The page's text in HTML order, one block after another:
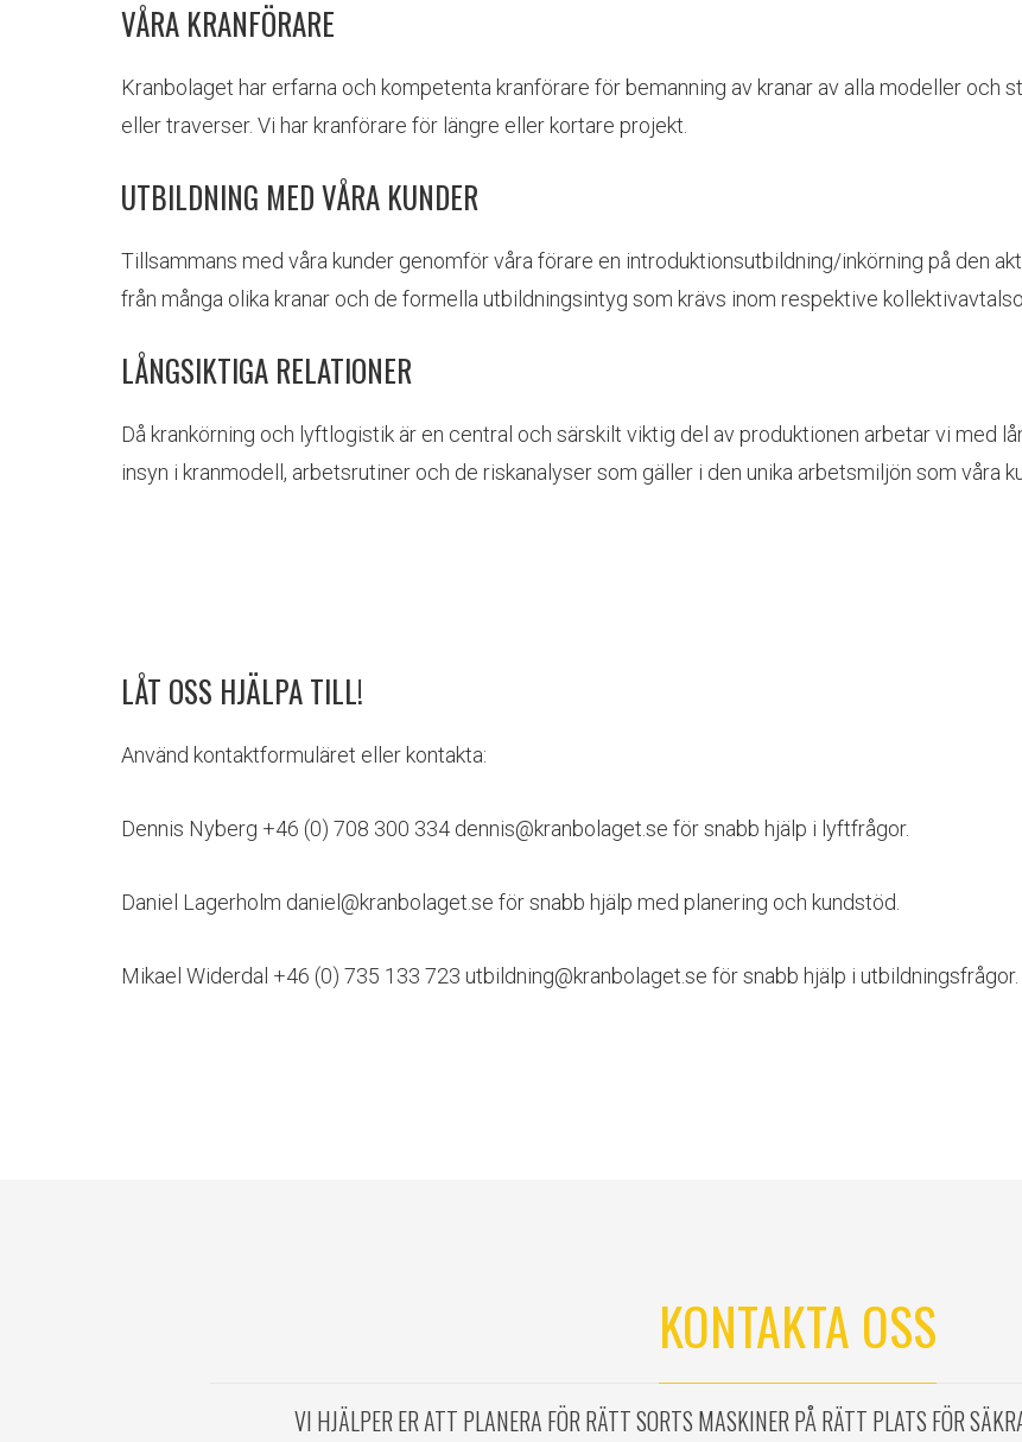
VÅRA KRANFÖRARE
Kranbolaget har erfarna och kompetenta kranförare för bemanning av kranar av alla modeller och
eller traverser. Vi har kranförare för längre eller kortare projekt.
UTBILDNING MED VÅRA KUNDER
Tillsammans med våra kunder genomför våra förare en introduktionsutbildning/inkörning på den
från många olika kranar och de formella utbildningsintyg som krävs inom respektive
LÅNGSIKTIGA RELATIONER
Då krankörning och lyftlogistik är en central och särskilt viktig del av produktionen arbetar vi med
insyn i kranmodell, arbetsrutiner och de riskanalyser som gäller i den unika arbetsmiljön som våra
LÅT OSS HJÄLPA TILL!
Använd kontaktformuläret eller kontakta:
Dennis Nyberg +46 (0) 708 300 334 dennis@kranbolaget.se för snabb hjälp i lyftfrågor.
Daniel Lagerholm daniel@kranbolaget.se för snabb hjälp med planering och kundstöd.
Mikael Widerdal +46 (0) 735 133 723 utbildning@kranbolaget.se för snabb hjälp i utbildningsfrågor.
KONTAKTA OSS
VI HJÄLPER ER ATT PLANERA FÖR RÄTT SORTS MASKINER PÅ RÄTT PLATS FÖR